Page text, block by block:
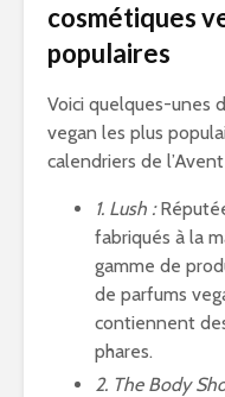
cosmétiques
populaires
Voici quelques-unes
vegan les plus
calendriers de
1. Lush :
fabriqués à la
gamme de
de parfums
contiennent
phares.
2. The Body